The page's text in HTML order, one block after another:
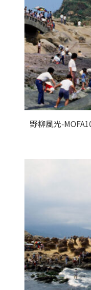
野柳風光-